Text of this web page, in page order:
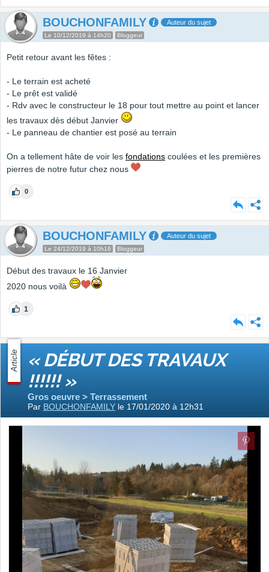
BOUCHONFAMILY Auteur du sujet
Le 10/12/2019 à 14h20 Bloggeur
Petit retour avant les fêtes :
- Le terrain est acheté
- Le prêt est validé
- Rdv avec le constructeur le 18 pour tout mettre au point et lancer
les travaux dès début Janvier
- Le panneau de chantier est posé au terrain
On a tellement hâte de voir les fondations coulées et les premières
pierres de notre futur chez nous
0
BOUCHONFAMILY Auteur du sujet
Le 24/12/2019 à 10h16 Bloggeur
Début des travaux le 16 Janvier
2020 nous voilà
1
Article « DÉBUT DES TRAVAUX
!!!!!! »
Gros oeuvre > Terrassement
Par BOUCHONFAMILY le 17/01/2020 à 12h31